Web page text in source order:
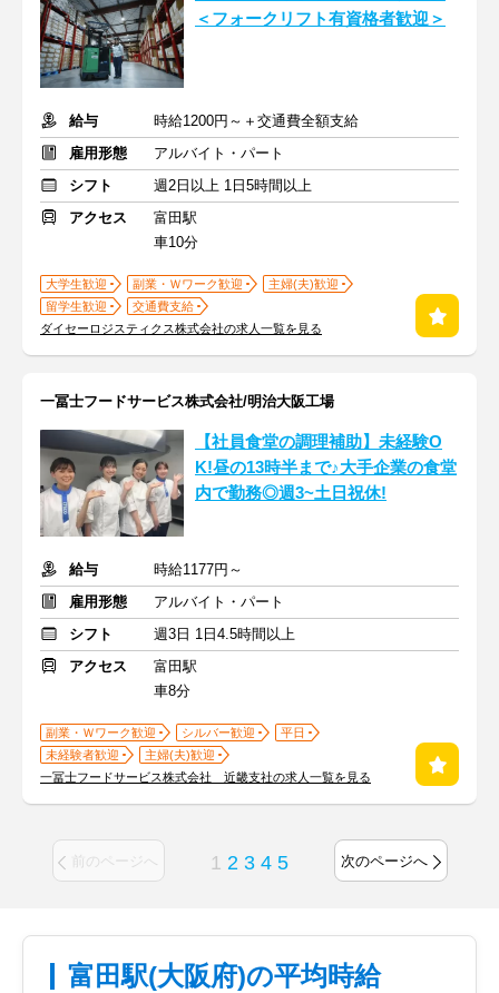
＜フォークリフト有資格者歓迎＞
給与
時給1200円～＋交通費全額支給
雇用形態
アルバイト・パート
シフト
週2日以上 1日5時間以上
アクセス
富田駅
車10分
大学生歓迎 副業・Ｗワーク歓迎
主婦(夫)歓迎
留学生歓迎
交通費支給
ダイセーロジスティクス株式会社の求人一覧を見る
一冨士フードサービス株式会社/明治大阪工場
【社員食堂の調理補助】未経験O
K!昼の13時半まで♪大手企業の食堂
内で勤務◎週3~土日祝休!
給与
時給1177円～
雇用形態
アルバイト・パート
シフト
週3日 1日4.5時間以上
アクセス
富田駅
車8分
副業・Ｗワーク歓迎 シルバー歓迎
平日
未経験者歓迎
主婦(夫)歓迎
一冨士フードサービス株式会社 近畿支社の求人一覧を見る
前のページへ 1 2 3 4 5 次のページへ
富田駅(大阪府)の平均時給